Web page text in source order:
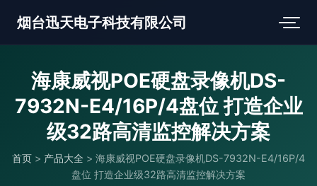
烟台迅天电子科技有限公司
海康威视POE硬盘录像机DS-
7932N-E4/16P/4盘位 打造企业
级32路高清监控解决方案
首页 > 产品大全 > 海康威视POE硬盘录像机DS-7932N-E4/16P/4
盘位 打造企业级32路高清监控解决方案